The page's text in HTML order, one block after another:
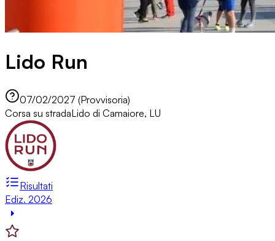
Lido Run
07/02/2027 (Provvisoria)
Corsa su stradaLido di Camaiore, LU
Risultati
Ediz. 2026